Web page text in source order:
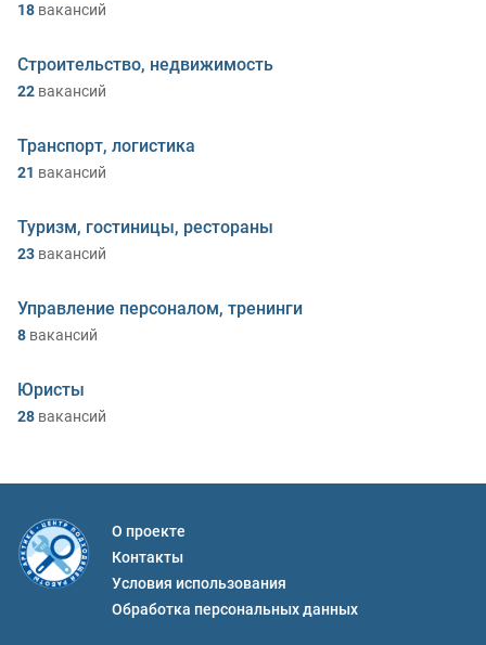
18 вакансий
Строительство, недвижимость
22 вакансий
Транспорт, логистика
21 вакансий
Туризм, гостиницы, рестораны
23 вакансий
Управление персоналом, тренинги
8 вакансий
Юристы
28 вакансий
О проекте
Контакты
Условия использования
Обработка персональных данных